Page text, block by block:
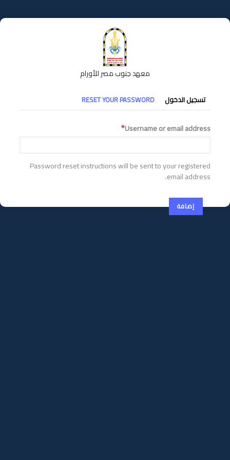
إلى
المحتوى
معهد جنوب مصر للأورام
التبويبات
الأساسية
تسجيل الدخول RESET YOUR PASSWORD
Username or email address
Password reset instructions will be sent to your registered
email address.